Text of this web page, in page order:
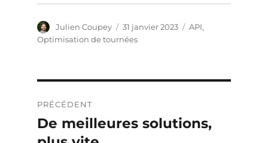
Auteur
Julien Coupey
Publié
le
31 janvier 2023 Catégories
API,
Optimisation de tournées
de
PRÉCÉDENT
Publication
précédente :
De meilleures solutions,